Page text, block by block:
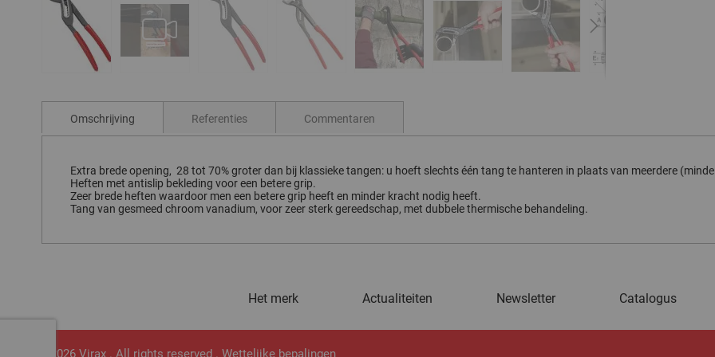
naar
van
afbeeldingen-
gallerij
Omschrijving
Extra brede opening, 28 tot 70% groter dan bij klassieke tangen: u hoeft slechts één tang te hanteren in plaats van meerdere
Heften met antislip bekleding voor een betere grip.
Zeer brede heften waardoor men een betere grip heeft en minder kracht nodig heeft.
Tang van gesmeed chroom vanadium, voor zeer sterk gereedschap, met dubbele thermische behandeling.
Referenties Commentaren
Het merk Actualiteiten Newsletter Catalogus